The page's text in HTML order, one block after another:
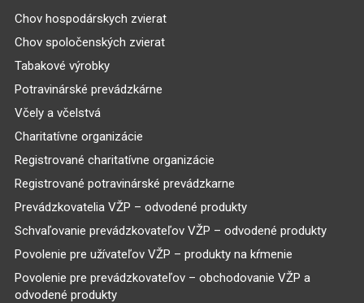
Chov hospodárskych zvierat
Chov spoločenských zvierat
Tabakové výrobky
Potravinárské prevádzkárne
Včely a včelstvá
Charitatívne organizácie
Registrované charitatívne organizácie
Registrované potravinárské prevádzkarne
Prevádzkovatelia VŽP – odvodené produkty
Schvaľovanie prevádzkovateľov VŽP – odvodené produkty
Povolenie pre užívateľov VŽP – produkty na kŕmenie
Povolenie pre prevádzkovateľov – obchodovanie VŽP a
odvodené produkty